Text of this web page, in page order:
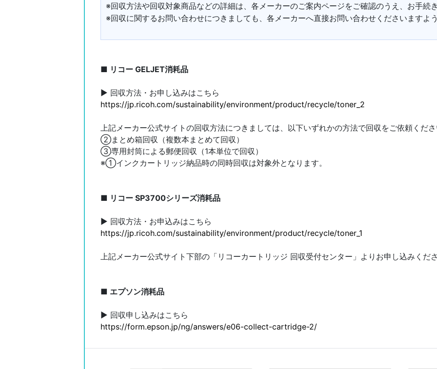
※回収方法や回収対象商品などの詳細は、各メーカーのご案内ページをご確認のうえ、お手続
※回収に関するお問い合わせにつきましても、各メーカーへ直接お問い合わせくださいますよ
■ リコー GELJET消耗品
▶ 回収方法・お申し込みはこちら
https://jp.ricoh.com/sustainability/environment/product/recycle/toner_2
上記メーカー公式サイトの回収方法につきましては、以下いずれかの方法で回収をご依頼くだ
②まとめ箱回収（複数本まとめて回収）
③専用封筒による郵便回収（1本単位で回収）
※①インクカートリッジ納品時の同時回収は対象外となります。
■ リコー SP3700シリーズ消耗品
▶ 回収方法・お申込みはこちら
https://jp.ricoh.com/sustainability/environment/product/recycle/toner_1
上記メーカー公式サイト下部の「リコーカートリッジ 回収受付センター」よりお申し込みくだ
■ エプソン消耗品
▶ 回収申し込みはこちら
https://form.epson.jp/ng/answers/e06-collect-cartridge-2/